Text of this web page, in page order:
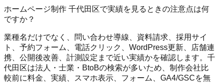
ホームページ制作 千代田区で実績を見るときの注意点は何
ですか？
業種名だけでなく、問い合わせ導線、資料請求、採用サイ
ト、予約フォーム、電話クリック、WordPress更新、店舗連
携、公開後改善、計測設定まで近い実績かを確認します。千
代田区は法人・士業・BtoBの検索が多いため、制作会社比
較前に料金、実績、スマホ表示、フォーム、GA4/GSCを無